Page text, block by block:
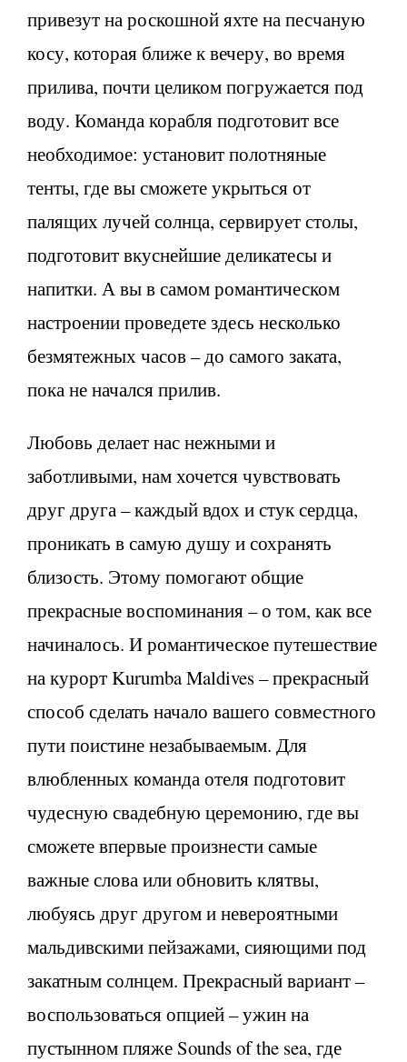
привезут на роскошной яхте на песчаную
косу, которая ближе к вечеру, во время
прилива, почти целиком погружается под
воду. Команда корабля подготовит все
необходимое: установит полотняные
тенты, где вы сможете укрыться от
палящих лучей солнца, сервирует столы,
подготовит вкуснейшие деликатесы и
напитки. А вы в самом романтическом
настроении проведете здесь несколько
безмятежных часов – до самого заката,
пока не начался прилив.
Любовь делает нас нежными и
заботливыми, нам хочется чувствовать
друг друга – каждый вдох и стук сердца,
проникать в самую душу и сохранять
близость. Этому помогают общие
прекрасные воспоминания – о том, как все
начиналось. И романтическое путешествие
на курорт Kurumba Maldives – прекрасный
способ сделать начало вашего совместного
пути поистине незабываемым. Для
влюбленных команда отеля подготовит
чудесную свадебную церемонию, где вы
сможете впервые произнести самые
важные слова или обновить клятвы,
любуясь друг другом и невероятными
мальдивскими пейзажами, сияющими под
закатным солнцем. Прекрасный вариант –
воспользоваться опцией – ужин на
пустынном пляже Sounds of the sea, где